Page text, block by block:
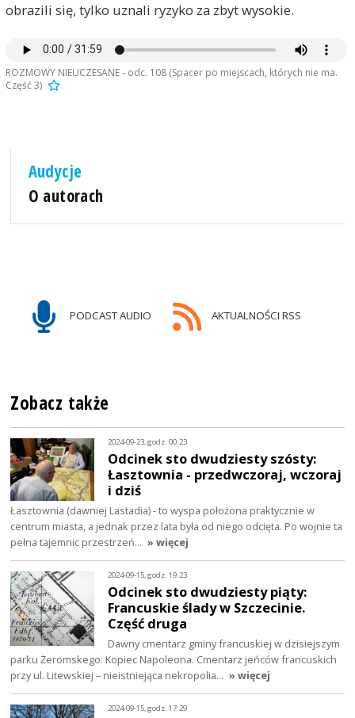
obrazili się, tylko uznali ryzyko za zbyt wysokie.
ROZMOWY NIEUCZESANE - odc. 108 (Spacer po miejscach, których nie ma.
Część 3)
Audycje
O autorach
PODCAST AUDIO AKTUALNOŚCI RSS
Zobacz także
2024-09-23, godz. 00:23
Odcinek sto dwudziesty szósty:
Łasztownia - przedwczoraj, wczoraj
i dziś
Łasztownia (dawniej Lastadia) - to wyspa położona praktycznie w
centrum miasta, a jednak przez lata była od niego odcięta. Po wojnie ta
pełna tajemnic przestrzeń… » więcej
2024-09-15, godz. 19:23
Odcinek sto dwudziesty piąty:
Francuskie ślady w Szczecinie.
Część druga
Dawny cmentarz gminy francuskiej w dzisiejszym
parku Żeromskego. Kopiec Napoleona. Cmentarz jeńców francuskich
przy ul. Litewskiej – nieistniejąca nekropolia… » więcej
2024-09-15, godz. 17:29